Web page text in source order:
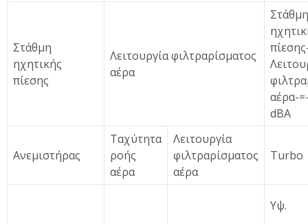
Στάθμη
ηχητικής
πίεσης
Λειτουργία φιλτραρίσματος
αέρα
Στάθμη
αέρα-
dBA
Ανεμιστήρας
Ταχύτητα
ροής
αέρα
Λειτουργία
φιλτραρίσματος
αέρα
Turbo
Υψ.